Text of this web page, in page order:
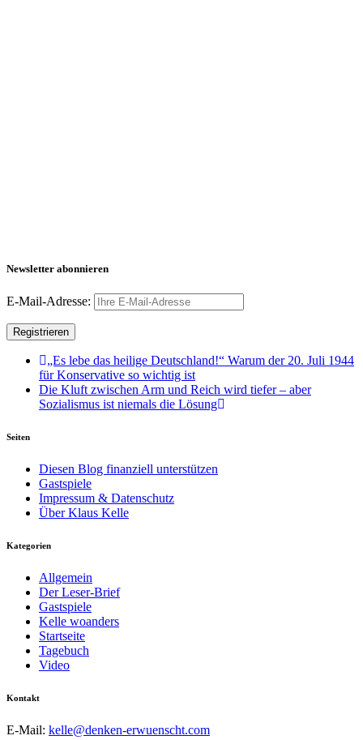
Newsletter abonnieren
E-Mail-Adresse:
„Es lebe das heilige Deutschland!“ Warum der 20. Juli 1944
für Konservative so wichtig ist
Die Kluft zwischen Arm und Reich wird tiefer – aber
Sozialismus ist niemals die Lösung
Seiten
Diesen Blog finanziell unterstützen
Gastspiele
Impressum & Datenschutz
Über Klaus Kelle
Kategorien
Allgemein
Der Leser-Brief
Gastspiele
Kelle woanders
Startseite
Tagebuch
Video
Kontakt
E-Mail: kelle@denken-erwuenscht.com